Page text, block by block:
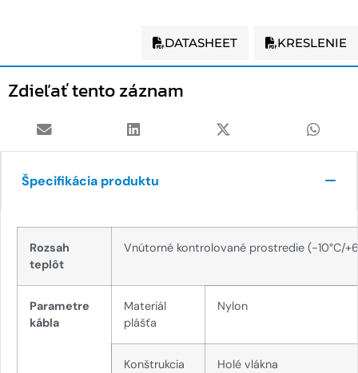
DATASHEET KRESLENIE
Zdieľať tento záznam
Špecifikácia produktu
Rozsah
teplôt
Vnútorné kontrolované prostredie (-10°C/
Parametre
kábla
Materiál
plášťa
Nylon
Konštrukcia
Holé vlákna